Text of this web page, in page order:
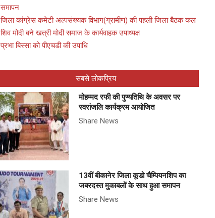
समापन
जिला कांग्रेस कमेटी अल्पसंख्यक विभाग(ग्रामीण) की पहली जिला बैठक कल
शिव मोदी बने खत्री मोदी समाज के कार्यवाहक उपाध्यक्ष
प्रभा बिस्सा को पीएचडी की उपाधि
सबसे लोकप्रिय
मोहम्मद रफी की पुण्यतिथि के अवसर पर
स्वरांजलि कार्यक्रम आयोजित
Share News
13वीं बीकानेर जिला कूडो चैम्पियनशिप का
जबरदस्त मुकाबलों के साथ हुआ समापन
Share News